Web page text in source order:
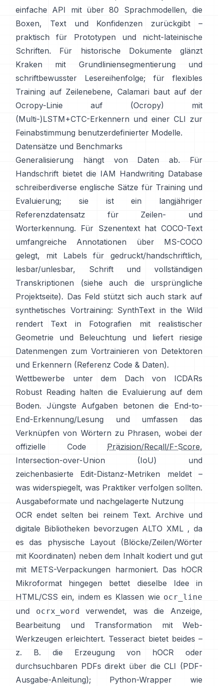
einfache API mit über 80 Sprachmodellen, die
Boxen, Text und Konfidenzen zurückgibt –
praktisch für Prototypen und nicht-lateinische
Schriften. Für historische Dokumente glänzt
Kraken
mit Grundliniensegmentierung und
schriftbewusster Lesereihenfolge; für flexibles
Training auf Zeilenebene, Calamari baut auf der
Ocropy-Linie auf (Ocropy) mit
(Multi-)LSTM+CTC-Erkennern und einer CLI zur
Feinabstimmung benutzerdefinierter Modelle.
Datensätze und Benchmarks
Generalisierung hängt von Daten ab. Für
Handschrift bietet die IAM Handwriting Database
schreiberdiverse englische Sätze für Training und
Evaluierung; sie ist ein langjähriger
Referenzdatensatz für Zeilen- und
Worterkennung. Für Szenentext hat COCO-Text
umfangreiche Annotationen über MS-COCO
gelegt, mit Labels für gedruckt/handschriftlich,
lesbar/unlesbar, Schrift und vollständigen
Transkriptionen (siehe auch die ursprüngliche
Projektseite). Das Feld stützt sich auch stark auf
synthetisches Vortraining: SynthText in the Wild
rendert Text in Fotografien mit realistischer
Geometrie und Beleuchtung und liefert riesige
Datenmengen zum Vortrainieren von Detektoren
und Erkennern (Referenz Code & Daten).
Wettbewerbe unter dem Dach von
ICDARs
Robust Reading halten die Evaluierung auf dem
Boden. Jüngste Aufgaben betonen die End-to-
End-Erkennung/Lesung und umfassen das
Verknüpfen von Wörtern zu Phrasen, wobei der
offizielle Code
Präzision/Recall/F-Score,
Intersection-over-Union (IoU) und
zeichenbasierte Edit-Distanz-Metriken meldet –
was widerspiegelt, was Praktiker verfolgen sollten.
Ausgabeformate und nachgelagerte Nutzung
OCR endet selten bei reinem Text. Archive und
digitale Bibliotheken bevorzugen ALTO XML , da
es das physische Layout (Blöcke/Zeilen/Wörter
mit Koordinaten) neben dem Inhalt kodiert und gut
mit METS-Verpackungen harmoniert. Das hOCR
Mikroformat hingegen bettet dieselbe Idee in
HTML/CSS ein, indem es Klassen wie ocr_line
und ocrx_word verwendet, was die Anzeige,
Bearbeitung und Transformation mit Web-
Werkzeugen erleichtert. Tesseract bietet beides –
z. B. die Erzeugung von hOCR oder
durchsuchbaren PDFs direkt über die CLI (PDF-
Ausgabe-Anleitung); Python-Wrapper wie